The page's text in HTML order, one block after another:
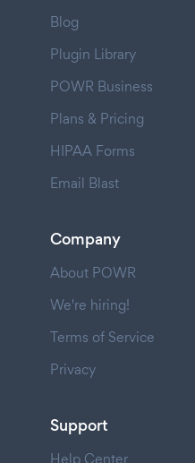
Blog
Plugin Library
POWR Business
Plans & Pricing
HIPAA Forms
Email Blast
Company
About POWR
We're hiring!
Terms of Service
Privacy
Support
Help Center